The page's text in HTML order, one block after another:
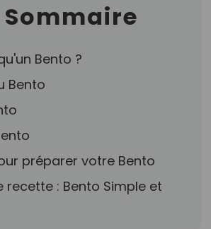
Sommaire
Bento ?
Bento
préparer votre Bento
recette : Bento Simple et